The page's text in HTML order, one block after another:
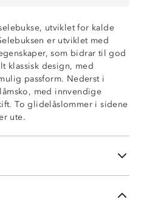
utviklet for kalde
er utviklet med
som bidrar til god
klassisk design, med
passform. Nederst i
med innvendige
To glidelåslommer i sidene
ute.